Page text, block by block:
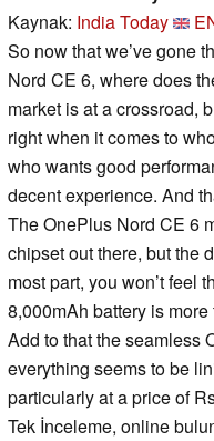
Kaynak: India Today
So now that we’ve gone
Nord CE 6, where does
market is at a crossroad,
right when it comes to
who wants good
decent experience. And
The OnePlus Nord CE 6
chipset out there, but the
most part, you won’t feel
8,000mAh battery is
Add to that the seamless
everything seems to be
particularly at a price of
Tek İnceleme, online